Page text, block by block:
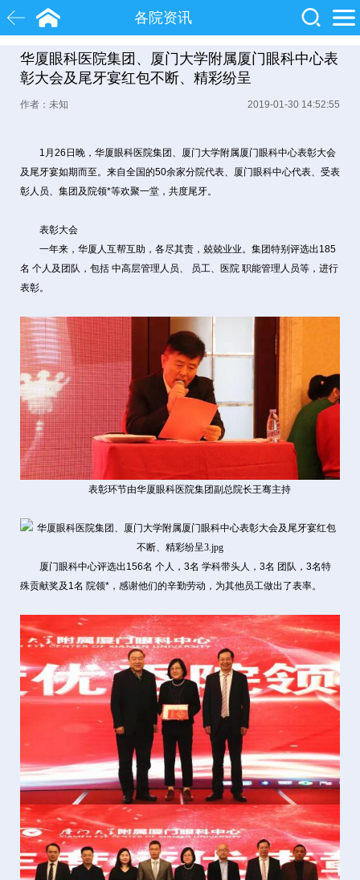
各院资讯
白内障 近视
院士 糖尿病
华厦眼科医院集团、厦门大学附属厦门眼科中心表
彰大会及尾牙宴红包不断、精彩纷呈
作者：未知 2019-01-30 14:52:55
1月26日晚，华厦眼科医院集团、厦门大学附属厦门眼科中心表彰大会
及尾牙宴如期而至。来自全国的50余家分院代表、厦门眼科中心代表、受表
彰人员、集团及院领*等欢聚一堂，共度尾牙。
表彰大会
一年来，华厦人互帮互助，各尽其责，兢兢业业。集团特别评选出185
名 个人及团队，包括 中高层管理人员、 员工、医院 职能管理人员等，进行
表彰。
表彰环节由华厦眼科医院集团副总院长王骞主持
厦门眼科中心评选出156名 个人，3名 学科带头人，3名 团队，3名特
殊贡献奖及1名 院领*，感谢他们的辛勤劳动，为其他员工做出了表率。